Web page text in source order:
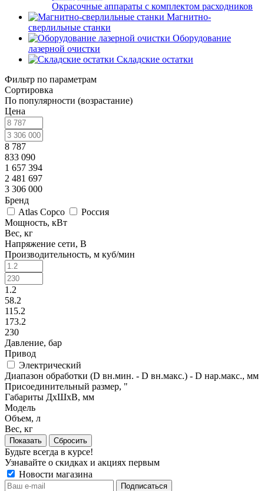
Окрасочные аппараты с комплектом расходников
Магнитно-
сверлильные станки
Оборудование
лазерной очистки
Складские остатки
Фильтр по параметрам
Сортировка
По популярности (возрастание)
Цена
8 787
833 090
1 657 394
2 481 697
3 306 000
Бренд
Atlas Copco
Россия
Мощность, кВт
Вес, кг
Напряжение сети, В
Производительность, м куб/мин
1.2
58.2
115.2
173.2
230
Давление, бар
Привод
Электрический
Диапазон обработки (D вн.мин. - D вн.макс.) - D нар.макс., мм
Присоединительный размер, "
Габариты ДхШхВ, мм
Модель
Объем, л
Вес, кг
Сбросить
Будьте всегда в курсе!
Узнавайте о скидках и акциях первым
Новости магазина